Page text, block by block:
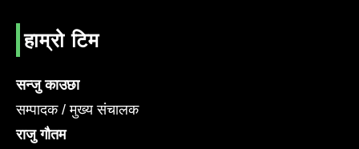
हाम्रो टिम
सन्जु काउछा
सम्पादक / मुख्य संचालक
राजु गौतम